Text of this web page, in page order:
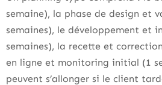
semaine), la phase de design et
semaines), le développement et
semaines), la recette et
en ligne et monitoring initial (1
peuvent s’allonger si le client